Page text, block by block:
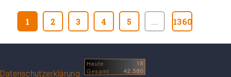
1 2 3 4 5 ... 1360
Datenschutzerklärung